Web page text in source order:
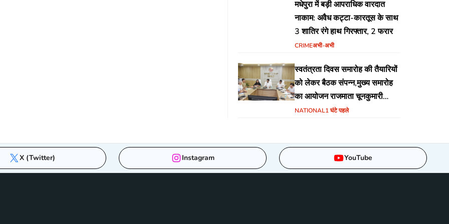
मधेपुरा में बड़ी आपराधिक वारदात
नाकाम: अवैध कट्टा-कारतूस के साथ
3 शातिर रंगे हाथ गिरफ्तार, 2 फरार
CRIMEअभी-अभी
स्वतंत्रता दिवस समारोह की तैयारियों
को लेकर बैठक संपन्न,मुख्य समारोह
का आयोजन राजमाता चूनकुमारी
स्टेडियम बैढ़न में होगा
NATIONAL1 घंटे पहले
X (Twitter) Instagram YouTube